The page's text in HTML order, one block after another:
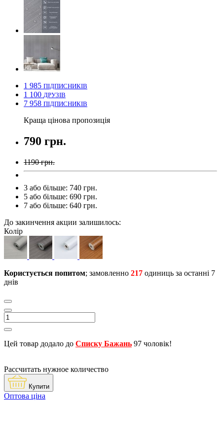
1 985 ПІДПИСНИКІВ
1 100 ДРУЗІВ
7 958 ПІДПИСНИКІВ
Краща цінова пропозиція
790 грн.
1190 грн.
3 або більше: 740 грн.
5 або більше: 690 грн.
7 або більше: 640 грн.
До закинчення акции залишилось:
Колір
Користується попитом; замовленно 217 одиниць за останні 7
днів
Цей товар додало до Списку Бажань 97 чоловік!
Рассчитать нужное количество
Купити
Оптова ціна